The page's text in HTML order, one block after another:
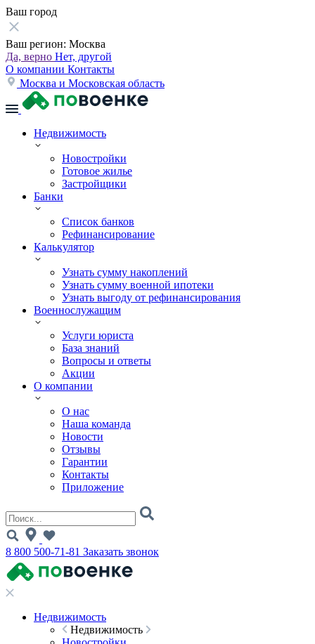
Ваш город
Ваш регион: Москва
Да, верно Нет, другой
О компании Контакты
Москва и Московская область
Недвижимость
Новостройки
Готовое жилье
Застройщики
Банки
Список банков
Рефинансирование
Калькулятор
Узнать сумму накоплений
Узнать сумму военной ипотеки
Узнать выгоду от рефинансирования
Военнослужащим
Услуги юриста
База знаний
Вопросы и ответы
Акции
О компании
О нас
Наша команда
Новости
Отзывы
Гарантии
Контакты
Приложение
8 800 500-71-81 Заказать звонок
Недвижимость
Недвижимость